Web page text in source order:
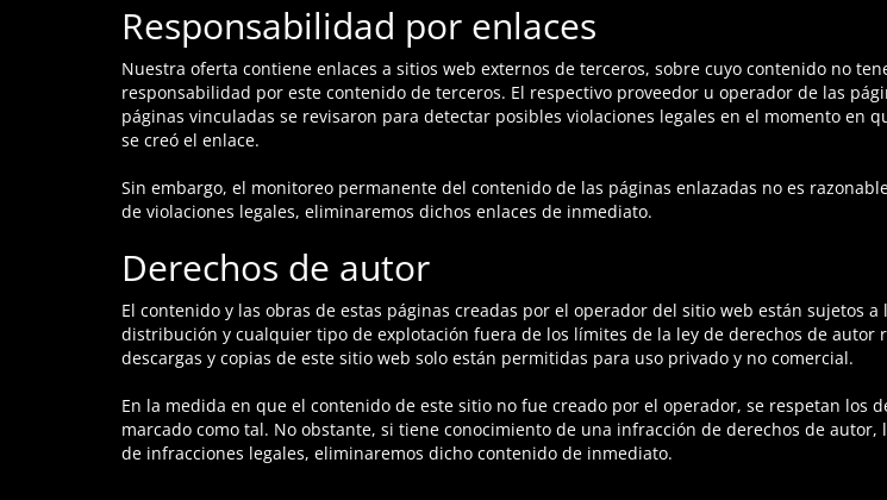
Responsabilidad por enlaces
Nuestra oferta contiene enlaces a sitios web externos de terceros, sobre cuyo contenido no
responsabilidad por este contenido de terceros. El respectivo proveedor u operador de las
páginas vinculadas se revisaron para detectar posibles violaciones legales en el momento en
se creó el enlace.
Sin embargo, el monitoreo permanente del contenido de las páginas enlazadas no es
de violaciones legales, eliminaremos dichos enlaces de inmediato.
Derechos de autor
El contenido y las obras de estas páginas creadas por el operador del sitio web están sujetos
distribución y cualquier tipo de explotación fuera de los límites de la ley de derechos de
descargas y copias de este sitio web solo están permitidas para uso privado y no comercial.
En la medida en que el contenido de este sitio no fue creado por el operador, se respetan los
marcado como tal. No obstante, si tiene conocimiento de una infracción de derechos de
de infracciones legales, eliminaremos dicho contenido de inmediato.